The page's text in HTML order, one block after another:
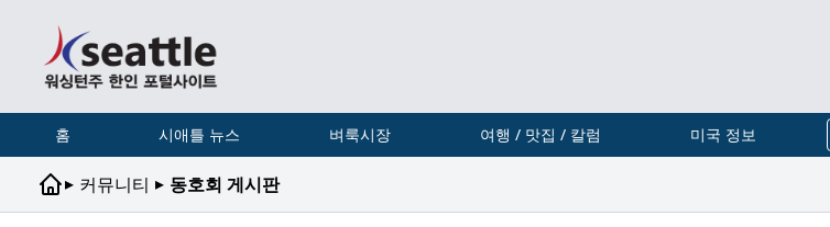
홈 시애틀 뉴스 벼룩시장 여행 / 맛집 / 칼럼 미국 정보
▸ 커뮤니티 ▸ 동호회 게시판